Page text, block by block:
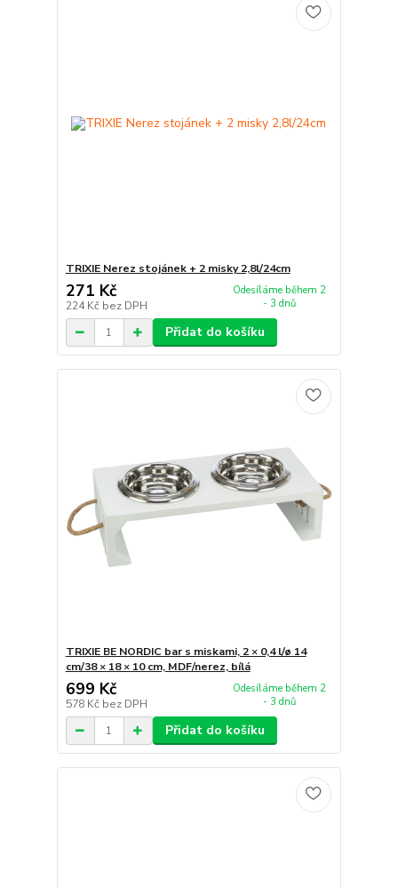
TRIXIE Nerez stojánek + 2 misky 2,8l/24cm
271 Kč
224 Kč bez DPH
Odesíláme během 2
- 3 dnů
Přidat do košíku
TRIXIE BE NORDIC bar s miskami, 2 × 0,4 l/ø 14
cm/38 × 18 × 10 cm, MDF/nerez, bílá
699 Kč
578 Kč bez DPH
Odesíláme během 2
- 3 dnů
Přidat do košíku